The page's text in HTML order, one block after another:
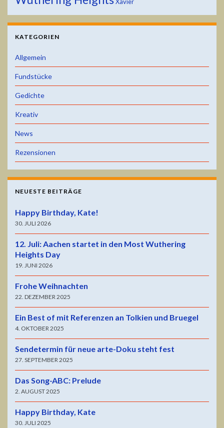
Xavier
KATEGORIEN
Allgemein
Fundstücke
Gedichte
Kreativ
News
Rezensionen
NEUESTE BEITRÄGE
Happy Birthday, Kate!
30. JULI 2026
12. Juli: Aachen startet in den Most Wuthering
Heights Day
19. JUNI 2026
Frohe Weihnachten
22. DEZEMBER 2025
Ein Best of mit Referenzen an Tolkien und Bruegel
4. OKTOBER 2025
Sendetermin für neue arte-Doku steht fest
27. SEPTEMBER 2025
Das Song-ABC: Prelude
2. AUGUST 2025
Happy Birthday, Kate
30. JULI 2025